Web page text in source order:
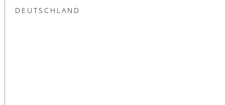
DEUTSCHLAND